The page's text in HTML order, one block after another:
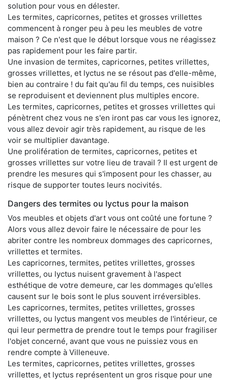
solution pour vous en délester.
Les termites, capricornes, petites et grosses vrillettes
commencent à ronger peu à peu les meubles de votre
maison ? Ce n'est que le début lorsque vous ne réagissez
pas rapidement pour les faire partir.
Une invasion de termites, capricornes, petites vrillettes,
grosses vrillettes, et lyctus ne se résout pas d'elle-même,
bien au contraire ! du fait qu'au fil du temps, ces nuisibles
se reproduisent et deviennent plus multiples encore.
Les termites, capricornes, petites et grosses vrillettes qui
pénètrent chez vous ne s'en iront pas car vous les ignorez,
vous allez devoir agir très rapidement, au risque de les
voir se multiplier davantage.
Une prolifération de termites, capricornes, petites et
grosses vrillettes sur votre lieu de travail ? Il est urgent de
prendre les mesures qui s'imposent pour les chasser, au
risque de supporter toutes leurs nocivités.
Dangers des termites ou lyctus pour la maison
Vos meubles et objets d'art vous ont coûté une fortune ?
Alors vous allez devoir faire le nécessaire de pour les
abriter contre les nombreux dommages des capricornes,
vrillettes et termites.
Les capricornes, termites, petites vrillettes, grosses
vrillettes, ou lyctus nuisent gravement à l'aspect
esthétique de votre demeure, car les dommages qu'elles
causent sur le bois sont le plus souvent irréversibles.
Les capricornes, termites, petites vrillettes, grosses
vrillettes, ou lyctus mangent vos meubles de l'intérieur, ce
qui leur permettra de prendre tout le temps pour fragiliser
l'objet concerné, avant que vous ne puissiez vous en
rendre compte à Villeneuve.
Les termites, capricornes, petites vrillettes, grosses
vrillettes, et lyctus représentent un gros risque pour une